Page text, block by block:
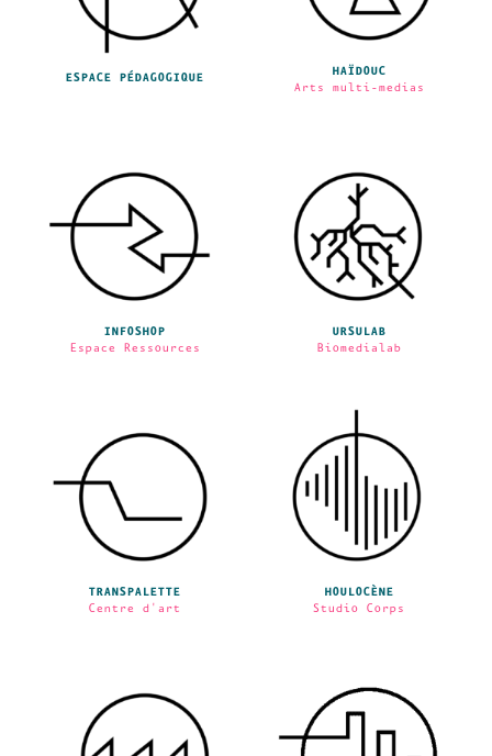
ESPACE PÉDAGOGIQUE
HAÏDOUC
Arts multi-medias
INFOSHOP
Espace Ressources
URSULAB
Biomedialab
TRANSPALETTE
Centre d'art
HOULOCÈNE
Studio Corps